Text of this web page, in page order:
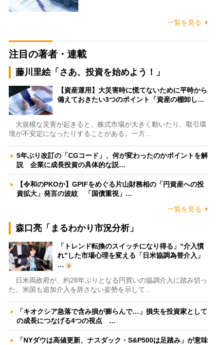
一覧を見る
注目の著者・連載
藤川里絵「さあ、投資を始めよう！」
【資産運用】大災害時に慌てないために平時から
備えておきたい3つのポイント「資産の棚卸し…
大規模な災害が起きると、株式市場が大きく動いたり、取引環
境が不安定になったりすることがある。一方…
5年ぶり改訂の「CGコード」、何が変わったのかポイントを解
説 企業に成長投資の具体的な説…
【令和のPKOか】GPIFをめぐる片山財務相の「円資産への投
資拡大」発言の波紋 「国債重視」…
一覧を見る
森口亮「まるわかり市況分析」
「トレンド転換のスイッチになり得る」“介入慣
れ”した市場心理を変える「日米協調為替介入」
…
日米両政府が、約28年ぶりとなる円買いの協調介入に踏み切っ
た。米国も追加介入を辞さない姿勢を示して…
「キオクシア急落で含み損が膨らんで…」損失を投資家として
の成長につなげる4つの視点 …
「NYダウは高値更新、ナスダック・S&P500は足踏み」が意味